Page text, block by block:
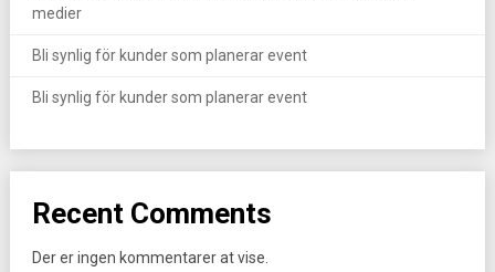
medier
Bli synlig för kunder som planerar event
Bli synlig för kunder som planerar event
Recent Comments
Der er ingen kommentarer at vise.